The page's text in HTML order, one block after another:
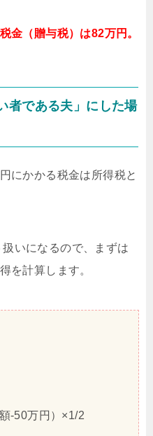
金（贈与税）は82万円。
者である夫」にした場
にかかる税金は所得税と
いになるので、まずは
を計算します。
-50万円）×1/2